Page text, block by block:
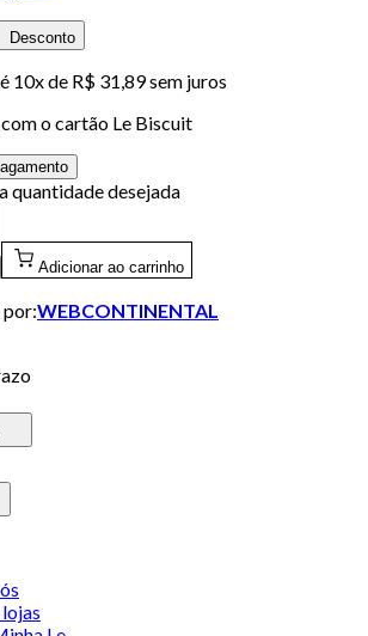
Desconto
10x de R$ 31,89 sem juros
o cartão Le Biscuit
quantidade desejada
Adicionar ao carrinho
por:WEBCONTINENTAL